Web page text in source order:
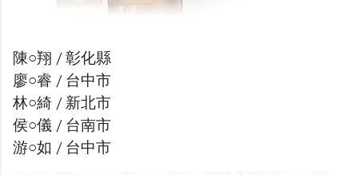
陳○翔 / 彰化縣
廖○睿 / 台中市
林○綺 / 新北市
侯○儀 / 台南市
游○如 / 台中市